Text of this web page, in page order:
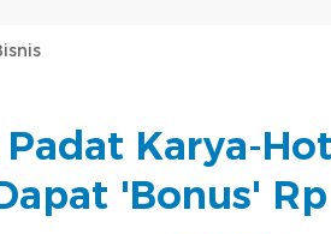
Karya-
'Bonus'